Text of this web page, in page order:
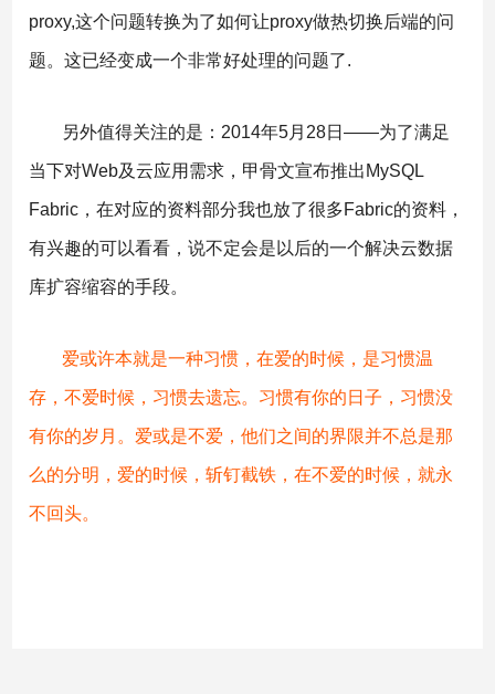
proxy,这个问题转换为了如何让proxy做热切换后端的问
题。这已经变成一个非常好处理的问题了.
另外值得关注的是：2014年5月28日——为了满足
当下对Web及云应用需求，甲骨文宣布推出MySQL
Fabric，在对应的资料部分我也放了很多Fabric的资料，
有兴趣的可以看看，说不定会是以后的一个解决云数据
库扩容缩容的手段。
爱或许本就是一种习惯，在爱的时候，是习惯温
存，不爱时候，习惯去遗忘。习惯有你的日子，习惯没
有你的岁月。爱或是不爱，他们之间的界限并不总是那
么的分明，爱的时候，斩钉截铁，在不爱的时候，就永
不回头。